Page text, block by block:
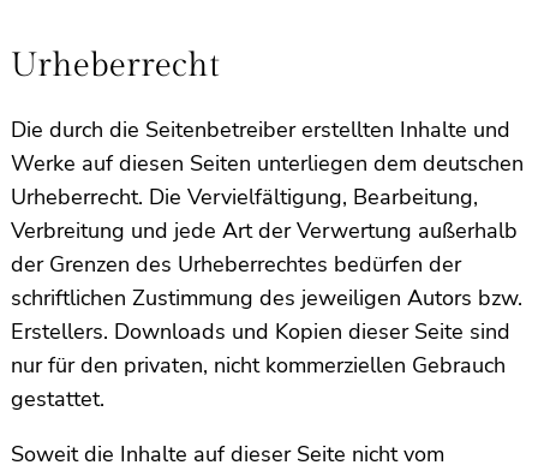
Urheberrecht
Die durch die Seitenbetreiber erstellten Inhalte und
Werke auf diesen Seiten unterliegen dem deutschen
Urheberrecht. Die Vervielfältigung, Bearbeitung,
Verbreitung und jede Art der Verwertung außerhalb
der Grenzen des Urheberrechtes bedürfen der
schriftlichen Zustimmung des jeweiligen Autors bzw.
Erstellers. Downloads und Kopien dieser Seite sind
nur für den privaten, nicht kommerziellen Gebrauch
gestattet.
Soweit die Inhalte auf dieser Seite nicht vom